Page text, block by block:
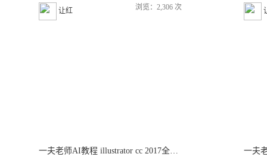
让红 浏览：2,306 次
一夫老师AI教程 illustrator cc 2017全套零基础视频教程 一夫